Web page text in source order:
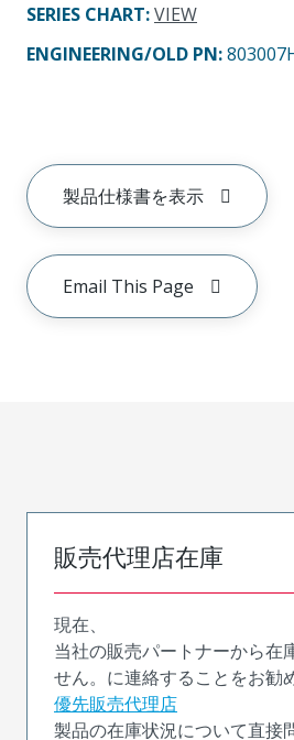
SERIES CHART:VIEW
ENGINEERING/OLD PN:
製品仕様書を表示
Email This Page
販売代理店在庫
現在、
当社の販売パートナーから在
せん。に連絡することをお勧
優先販売代理店
製品の在庫状況について直接